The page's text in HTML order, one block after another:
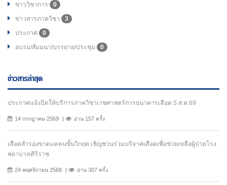
ข่าววิชาการ
0
ข่าวสารภาควิชา
3
ประกาศ
0
อบรม/สัมมนา/บรรยาย/ประชุม
0
ข่าวสารล่าสุด
ประกาศแจ้งปิดให้บริการภาควิชาเวชศาสตร์การธนาคารเลือด 5 ส.ค.69
14 กรกฎาคม 2569 อ่าน 157 ครั้ง
เลือดสำรองขาดแคลนขั้นวิกฤต เชิญชวนร่วมบริจาคเลือดเพื่อช่วยเหลือผู้ป่วยโรง
พยาบาลศิริราช
24 พฤศจิกายน 2568 อ่าน 307 ครั้ง